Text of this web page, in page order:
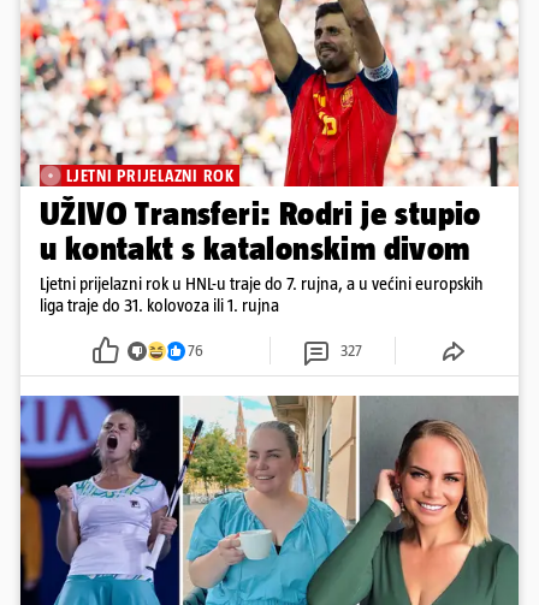
LJETNI PRIJELAZNI ROK
UŽIVO Transferi: Rodri je stupio
u kontakt s katalonskim divom
Ljetni prijelazni rok u HNL-u traje do 7. rujna, a u većini europskih
liga traje do 31. kolovoza ili 1. rujna
76 327